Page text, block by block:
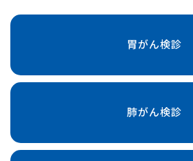
胃がん検診
肺がん検診